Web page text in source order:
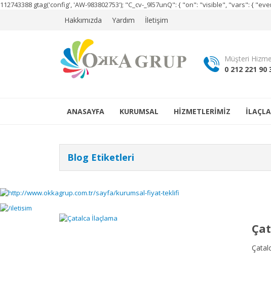
112743388 gtag('config', 'AW-983802753'); "C_cv-_9l57unQ": { "on": "visible", "vars": {
Hakkımızda Yardım İletişim
Müşteri
0 212 221 90
ANASAYFA KURUMSAL HİZMETLERİMİZ
Blog Etiketleri